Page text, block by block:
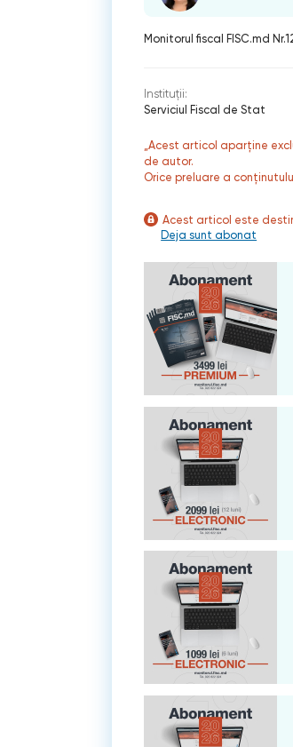
Monitorul fiscal FISC.md
Instituții:
Serviciul Fiscal de Stat
„Acest articol aparține
de autor.
Orice preluare a
Acest articol este
Deja sunt abonat